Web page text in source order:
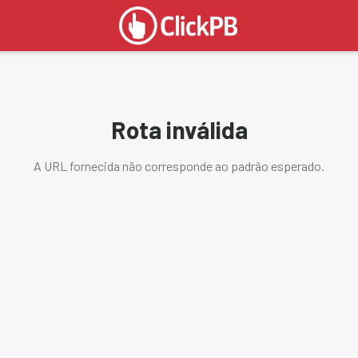
Rota inválida
A URL fornecida não corresponde ao padrão esperado.